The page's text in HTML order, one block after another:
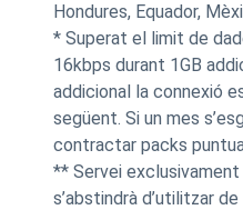
Hondures, Equador,
* Superat el limit de
16kbps durant 1GB
addicional la connexió
següent. Si un mes
contractar packs
** Servei exclusivament
s’abstindrà d’utilitzar